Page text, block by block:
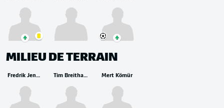
MILIEU DE TERRAIN
Fredrik Jensen Tim Breithaupt Mert Kömür